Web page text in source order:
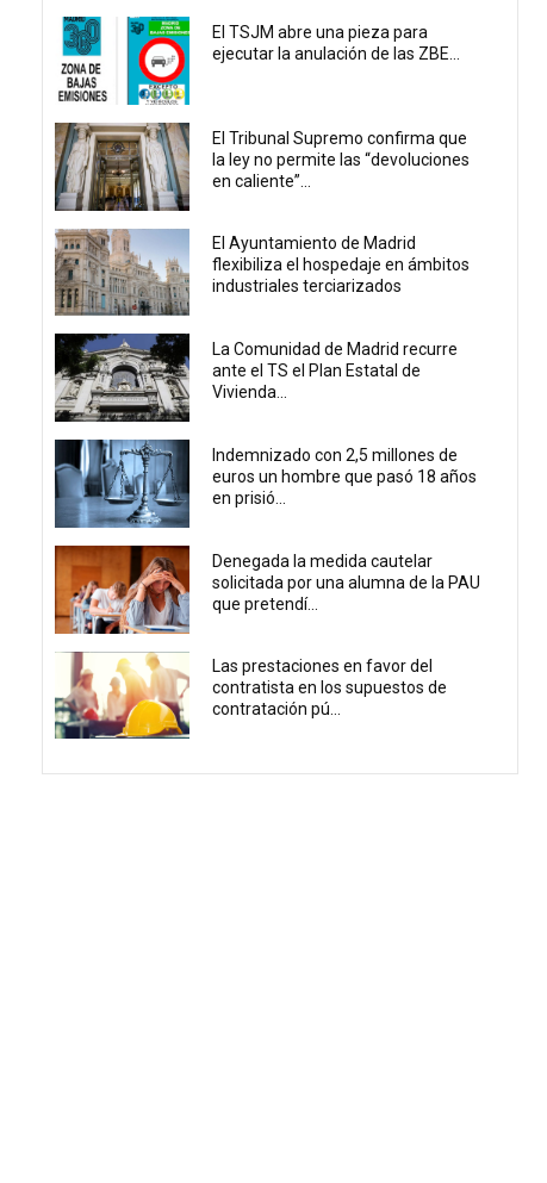
El TSJM abre una pieza para
ejecutar la anulación de las ZBE...
El Tribunal Supremo confirma que
la ley no permite las “devoluciones
en caliente”...
El Ayuntamiento de Madrid
flexibiliza el hospedaje en ámbitos
industriales terciarizados
La Comunidad de Madrid recurre
ante el TS el Plan Estatal de
Vivienda...
Indemnizado con 2,5 millones de
euros un hombre que pasó 18 años
en prisió...
Denegada la medida cautelar
solicitada por una alumna de la PAU
que pretendí...
Las prestaciones en favor del
contratista en los supuestos de
contratación pú...